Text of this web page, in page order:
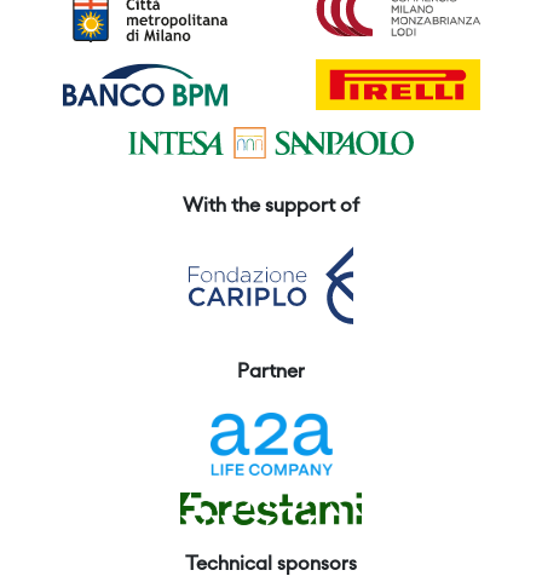
With the support of
Partner
Technical sponsors